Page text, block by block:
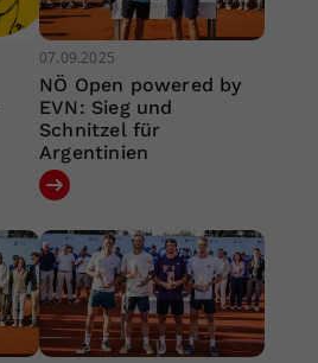
07.09.2025
NÖ Open powered by
EVN: Sieg und
Schnitzel für
Argentinien